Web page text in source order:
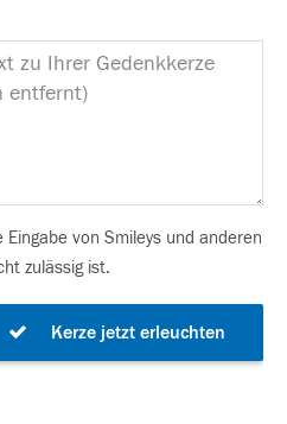
von Smileys und anderen
zulässig ist.
Kerze jetzt erleuchten